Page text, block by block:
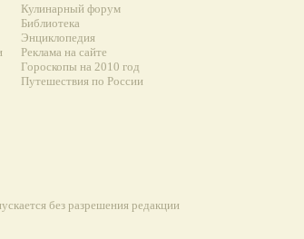
Кулинарный форум
Библиотека
Энциклопедия
Реклама на сайте
Гороскопы на 2010 год
Путешествия по России
без разрешения редакции